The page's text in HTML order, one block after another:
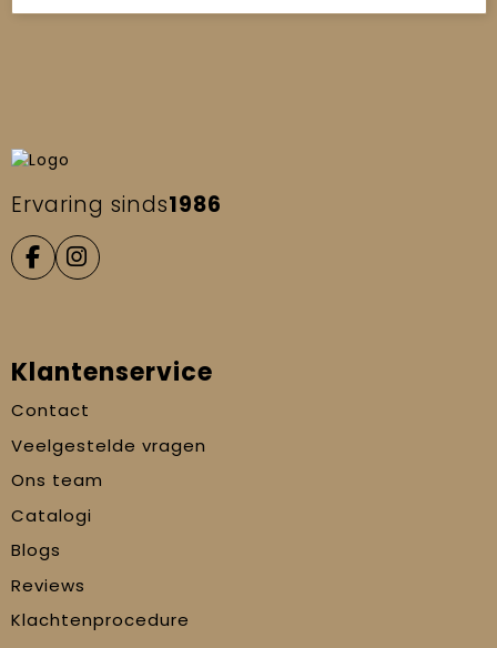
Ervaring sinds1986
Klantenservice
Contact
Veelgestelde vragen
Ons team
Catalogi
Blogs
Reviews
Klachtenprocedure